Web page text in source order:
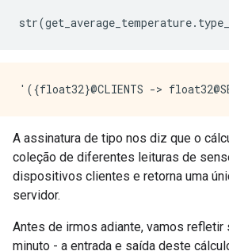
str(get_average_temperature.
A assinatura de tipo nos diz que o
coleção de diferentes leituras de
dispositivos clientes e retorna uma
servidor.
Antes de irmos adiante, vamos
minuto - a entrada e saída deste